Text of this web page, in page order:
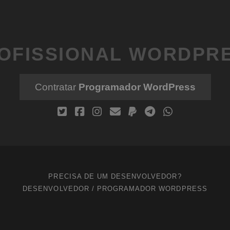
Contratar Programador WordPress
PRECISA DE UM DESENVOLVEDOR?
DESENVOLVEDOR / PROGRAMADOR WORDPRESS